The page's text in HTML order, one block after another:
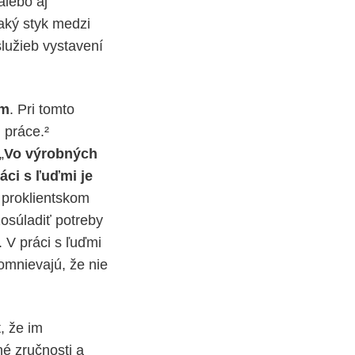
styk medzi
vystavení
. Pri tomto
Vo výrobných
s ľuďmi je
potreby
V práci s ľuďmi
že nie
že im
zručnosti a